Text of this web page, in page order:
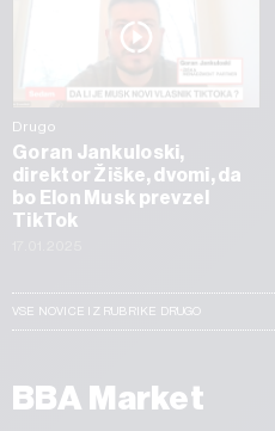
Drugo
Goran Jankuloski,
direktor Žiške, dvomi, da
bo Elon Musk prevzel
TikTok
VSE NOVICE IZ RUBRIKE DRUGO
BBA Market